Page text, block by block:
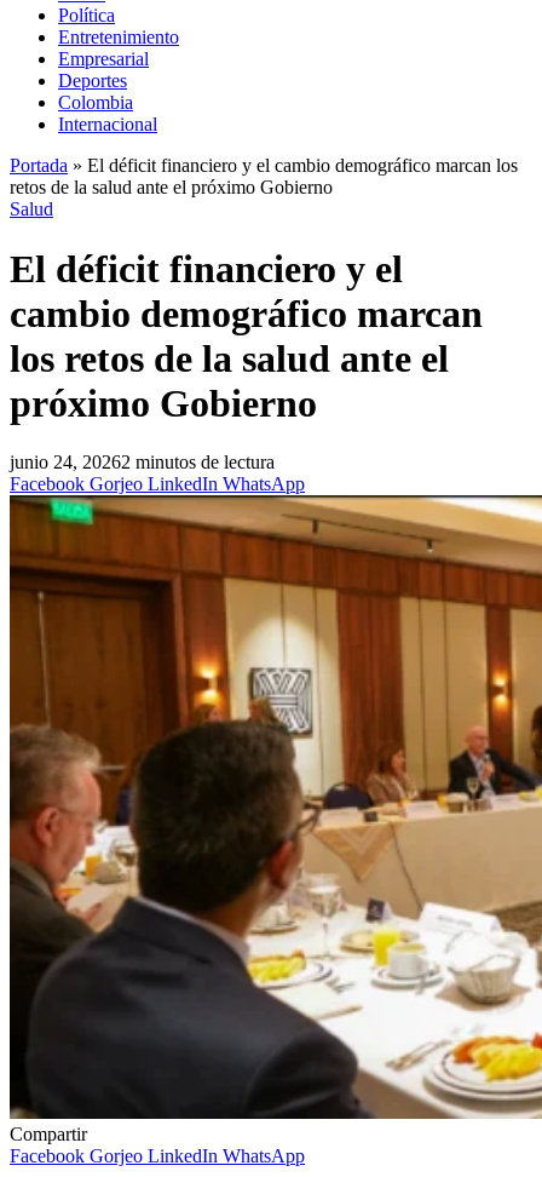
Política
Entretenimiento
Empresarial
Deportes
Colombia
Internacional
Portada » El déficit financiero y el cambio demográfico marcan los
retos de la salud ante el próximo Gobierno
Salud
El déficit financiero y el
cambio demográfico marcan
los retos de la salud ante el
próximo Gobierno
junio 24, 20262 minutos de lectura
Facebook Gorjeo LinkedIn WhatsApp
Compartir
Facebook Gorjeo LinkedIn WhatsApp